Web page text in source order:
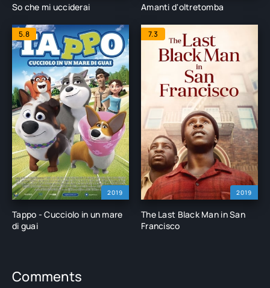
So che mi ucciderai Amanti d'oltretomba
2019
5.8
Tappo - Cucciolo in un mare
di guai
2019
7.3
The Last Black Man in San
Francisco
Comments